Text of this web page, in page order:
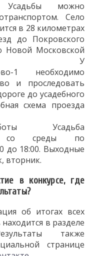
можно
Село
в 28 километрах
до Покровского
Новой Московской
У
1
необходимо
и проследовать
до усадебного
схема проезда
Усадьба
со среды по
до 18:00. Выходные
вторник.
в конкурсе, где
об итогах всех
в разделе
также
странице